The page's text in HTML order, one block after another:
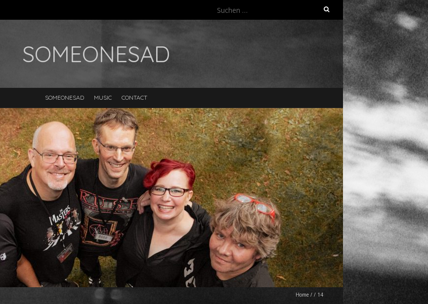
Suchen
nach:
SOMEONESAD
SOMEONESAD MUSIC CONTACT
Home / / 14